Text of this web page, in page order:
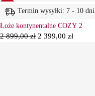
17% Termin wysyłki: 7 - 10 dni
Łoże kontynentalne COZY 2
2 899,00zł 2 399,00 zł